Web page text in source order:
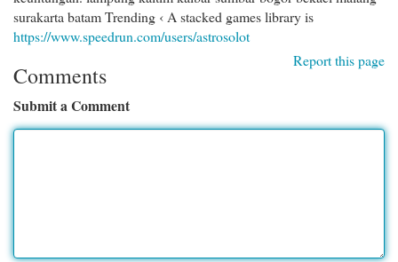
surakarta batam Trending ‹ A stacked games library is
https://www.speedrun.com/users/astrosolot
Report this page
Comments
Submit a Comment